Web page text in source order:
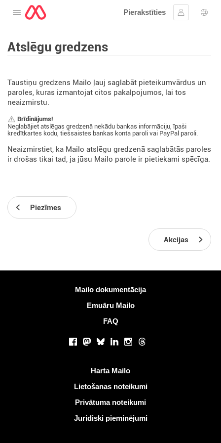
Atveriet izvēlni
Pierakstīties
Ielogoties
Atslēgu gredzens
Taustiņu gredzens Mailo ļauj saglabāt pieteikumvārdus un
paroles, kuras izmantojat citos pakalpojumos, lai tos
neaizmirstu.
Brīdinājums!
Neglabājiet atslēgas gredzenā nekādu bankas informāciju, īpaši
kredītkartes kodu, tiešsaistes bankas konta paroli vai PayPal paroli.
Neaizmirstiet, ka Mailo atslēgu gredzenā saglabātās paroles
ir drošas tikai tad, ja jūsu Mailo parole ir pietiekami spēcīga.
Piezīmes
Akcijas
Mailo dokumentācija
Emuāru Mailo
FAQ
Facebook
Mastodon
BlueskyLinkedInInstagram
Threads
Harta Mailo
Lietošanas noteikumi
Privātuma noteikumi
Juridiski pieminējumi